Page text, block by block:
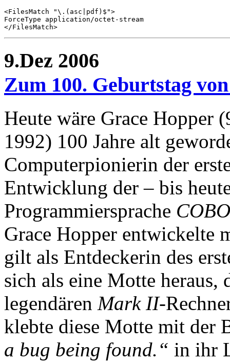
<FilesMatch "\.(asc|pdf)$">
ForceType application/octet-stream
</FilesMatch>
9.Dez 2006
Zum 100. Geburtstag
Heute wäre Grace Hopper
1992) 100 Jahre alt
Computerpionierin der
Entwicklung der – bis
Programmiersprache
Grace Hopper entwickelte
gilt als Entdeckerin des
sich als eine Motte heraus,
legendären Mark II-
klebte diese Motte mit der
a bug being found.“ in ihr